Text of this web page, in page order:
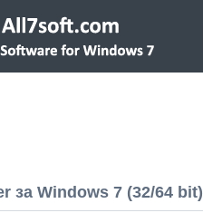
за Windows 7 (32/64 bit)